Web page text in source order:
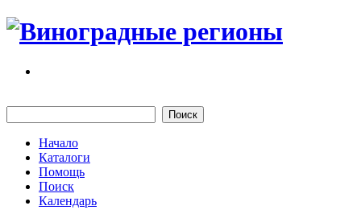
Начало
Каталоги
Помощь
Поиск
Календарь